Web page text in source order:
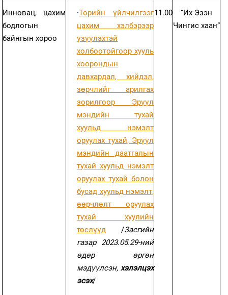
Инновац, цахим
бодлогын
байнгын хороо
·Төрийн үйлчилгээг
цахим хэлбэрээр
үзүүлэхтэй
холбоотойгоор хууль
хоорондын
давхардал, хийдэл,
зөрчлийг арилгах
зорилгоор Эрүүл
мэндийн тухай
хуульд нэмэлт
оруулах тухай, Эрүүл
мэндийн даатгалын
тухай хуульд нэмэлт
оруулах тухай болон
бусад хуульд нэмэлт,
өөрчлөлт оруулах
тухай хуулийн
төслүүд /Засгийн
газар 2023.05.29-ний
өдөр өргөн
мэдүүлсэн,хэлэлцэх
эсэх/
11.00
“Их Эзэн
Чингис хаан”